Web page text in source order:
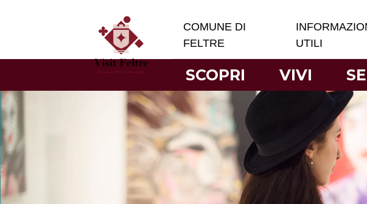
COMUNE DI
FELTRE
UTILI
SCOPRI VIVI